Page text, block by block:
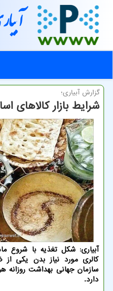
گزارش آبیاری؛
شرایط بازار کالاهای
آبیاری: شکل تغذیه با شروع
کالری مورد نیاز بدن یکی
دارد.